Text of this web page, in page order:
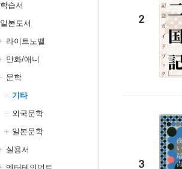
학습서
일본도서
라이트노벨
만화/애니
문학
기타
외국문학
일본문학
실용서
2
3